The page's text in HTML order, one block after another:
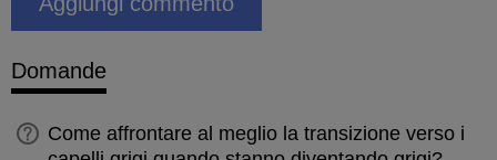
Domande
Come affrontare al meglio la transizione verso i